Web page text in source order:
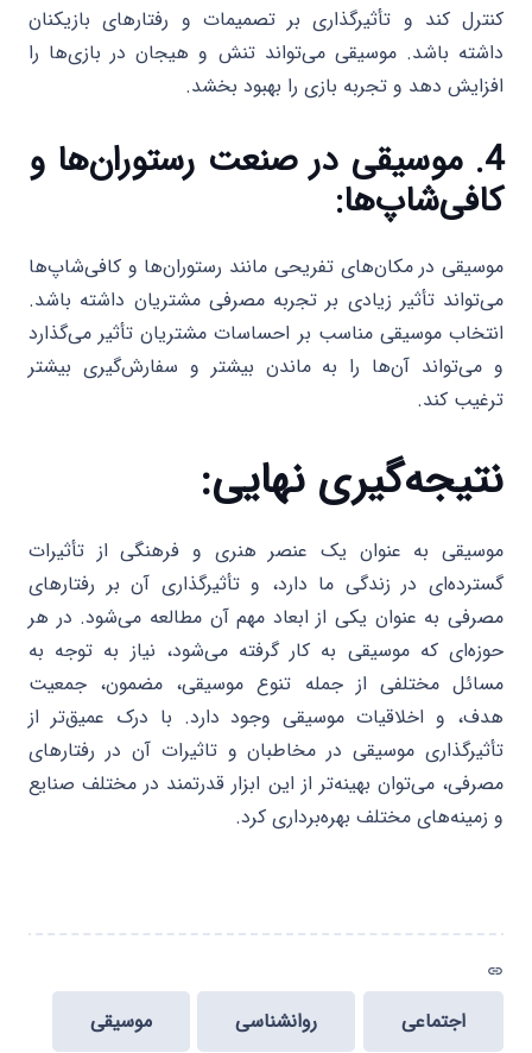
کنترل کند و تأثیرگذاری بر تصمیمات و رفتارهای بازیکنان
داشته باشد. موسیقی می‌تواند تنش و هیجان در بازی‌ها را
افزایش دهد و تجربه بازی را بهبود بخشد.
4. موسیقی در صنعت رستوران‌ها و
کافی‌شاپ‌ها:
موسیقی در مکان‌های تفریحی مانند رستوران‌ها و کافی‌شاپ‌ها
می‌تواند تأثیر زیادی بر تجربه مصرفی مشتریان داشته باشد.
انتخاب موسیقی مناسب بر احساسات مشتریان تأثیر می‌گذارد
و می‌تواند آن‌ها را به ماندن بیشتر و سفارش‌گیری بیشتر
ترغیب کند.
نتیجه‌گیری نهایی:
موسیقی به عنوان یک عنصر هنری و فرهنگی از تأثیرات
گسترده‌ای در زندگی ما دارد، و تأثیرگذاری آن بر رفتارهای
مصرفی به عنوان یکی از ابعاد مهم آن مطالعه می‌شود. در هر
حوزه‌ای که موسیقی به کار گرفته می‌شود، نیاز به توجه به
مسائل مختلفی از جمله تنوع موسیقی، مضمون، جمعیت
هدف، و اخلاقیات موسیقی وجود دارد. با درک عمیق‌تر از
تأثیرگذاری موسیقی در مخاطبان و تاثیرات آن در رفتارهای
مصرفی، می‌توان بهینه‌تر از این ابزار قدرتمند در مختلف صنایع
و زمینه‌های مختلف بهره‌برداری کرد.
link
اجتماعی روانشناسی موسیقی